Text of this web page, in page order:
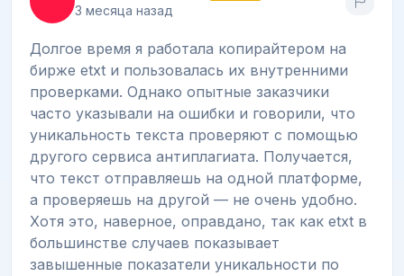
3 месяца назад
Долгое время я работала копирайтером на
бирже etxt и пользовалась их внутренними
проверками. Однако опытные заказчики
часто указывали на ошибки и говорили, что
уникальность текста проверяют с помощью
другого сервиса антиплагиата. Получается,
что текст отправляешь на одной платформе,
а проверяешь на другой — не очень удобно.
Хотя это, наверное, оправдано, так как etxt в
большинстве случаев показывает
завышенные показатели уникальности по